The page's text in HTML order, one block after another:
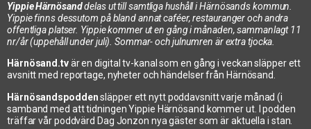
Yippie Härnösanddelas ut till samtliga hushåll i Härnösands kommun.
Yippie finns dessutom på bland annat caféer, restauranger och andra
offentliga platser. Yippie kommer ut en gång i månaden, sammanlagt 11
nr/år (uppehåll under juli). Sommar- och julnumren är extra tjocka.
Härnösand.tvär en digital tv-kanal som en gång i veckan släpper ett
avsnitt med reportage, nyheter och händelser från Härnösand.
Härnösandspoddensläpper ett nytt poddavsnitt varje månad (i
samband med att tidningen Yippie Härnösand kommer ut. I podden
träffar vår poddvärd Dag Jonzon nya gäster som är aktuella i stan.